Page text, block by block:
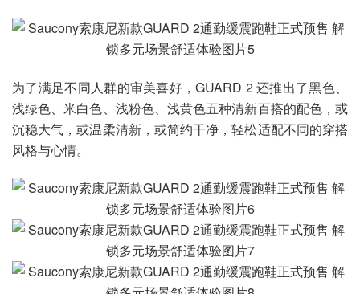
为了满足不同人群的审美喜好，GUARD 2 还推出了黑色、
浅绿色、米白色、浅粉色、浅黄色五种清新百搭的配色，或
沉稳大气，或温柔清新，或简约干净，轻松适配不同的穿搭
风格与心情。